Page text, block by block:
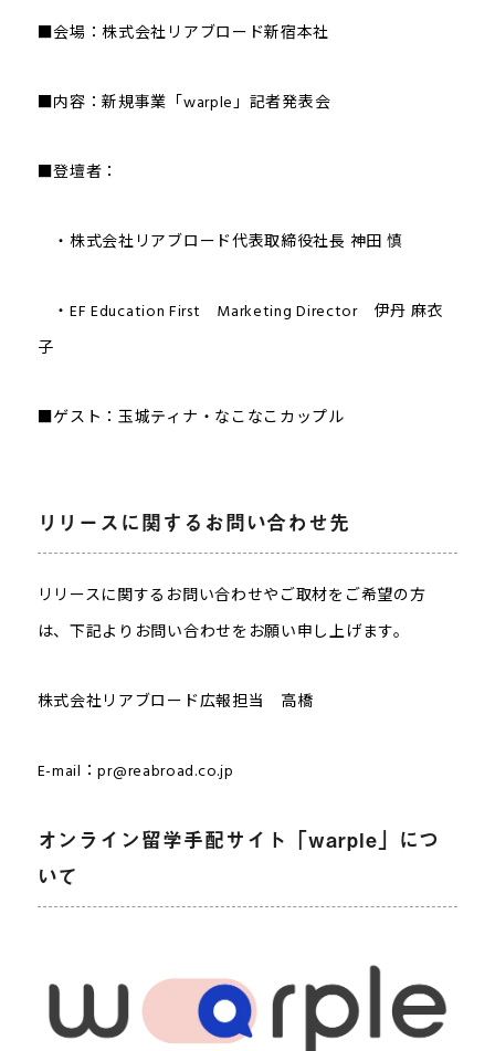
■会場：株式会社リアブロード新宿本社
■内容：新規事業「warple」記者発表会
■登壇者：
・株式会社リアブロード代表取締役社長 神田 慎
・EF Education First Marketing Director 伊丹 麻衣
子
■ゲスト：玉城ティナ・なこなこカップル
リリースに関するお問い合わせ先
リリースに関するお問い合わせやご取材をご希望の方
は、下記よりお問い合わせをお願い申し上げます。
株式会社リアブロード広報担当 高橋
E-mail：pr@reabroad.co.jp
オンライン留学手配サイト「warple」につ
いて